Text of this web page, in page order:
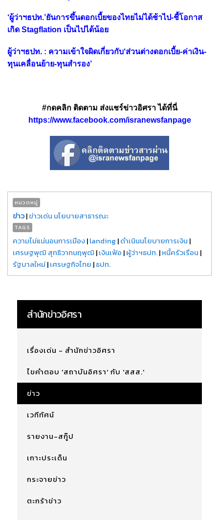
‘ผู้ว่าฯธปท.’ยันการขึ้นดอกเบี้ยของไทยไม่ได้ช้าไป-ชี้โอกาส
เกิด Stagflation เป็นไปได้น้อย
ผู้ว่าฯธปท. : ความเข้าใจผิดเกี่ยวกับ‘ส่วนต่างดอกเบี้ย-ค่าเงิน-
ทุนเคลื่อนย้าย-ทุนสำรอง’
#กดคลิก ติดตาม ส่งแชร์ข่าวอิศรา ได้ที่นี่
https://www.facebook.com/isranewsfanpage
หมวดหมู่
ข่าว|ข่าวเด่น นโยบายสาธารณะ
TAGS
ความไม่แน่นอนการเมือง|landing |ดำเนินนโยบายการเงิน |
เศรษฐพุฒิ สุทธิวาทนฤพุฒิ |เงินเฟ้อ |ผู้ว่าฯธปท.|หนี้ครัวเรือน |
รัฐบาลใหม่|เศรษฐกิจไทย |ธปท.
สำนักข่าวอิศรา
เรื่องเด่น - สำนักข่าวอิศรา
ไขคำตอบ 'สถาบันอิศรา' กับ 'สสส.'
ข่าว
เวทีทัศน์
รายงาน-สกู๊ป
เกาะประเด็น
กระจายข่าว
ตะกร้าข่าว